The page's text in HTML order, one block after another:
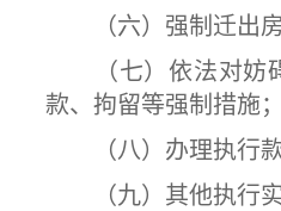
（六）强制迁出房
（七）依法对妨
款、拘留等强制措施；
（八）办理执行款
（九）其他执行实